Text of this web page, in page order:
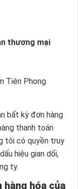
thương mại
Tiên Phong
bất kỳ đơn hàng
thanh toán
tôi có quyền truy
hiệu gian dối,
ty.
hàng hóa của